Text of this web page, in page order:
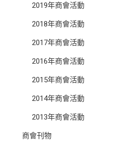
2019年商會活動
2018年商會活動
2017年商會活動
2016年商會活動
2015年商會活動
2014年商會活動
2013年商會活動
商會刊物